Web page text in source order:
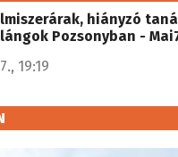
hiányzó
Pozsonyban -
19:19